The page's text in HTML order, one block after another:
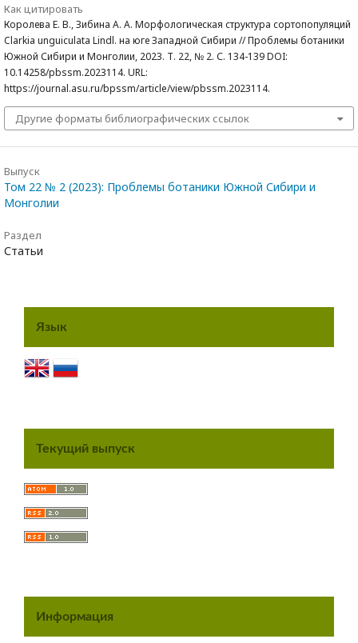
Как цитировать
Королева Е. В., Зибина А. А. Морфологическая структура сортопопуляций
Clarkia unguiculata Lindl. на юге Западной Сибири // Проблемы ботаники
Южной Сибири и Монголии, 2023. Т. 22, № 2. С. 134-139 DOI:
10.14258/pbssm.2023114. URL:
https://journal.asu.ru/bpssm/article/view/pbssm.2023114.
Другие форматы библиографических ссылок
Выпуск
Том 22 № 2 (2023): Проблемы ботаники Южной Сибири и
Монголии
Раздел
Статьи
Язык
Текущий выпуск
Информация